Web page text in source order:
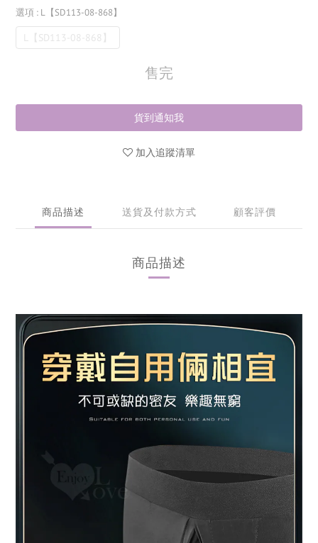
選項 : L【SD113-08-868】
L【SD113-08-868】
售完
貨到通知我
加入追蹤清單
商品描述 送貨及付款方式 顧客評價
商品描述